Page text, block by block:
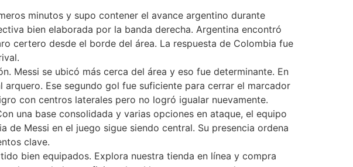
minutos y supo contener el avance argentino durante
bien elaborada por la banda derecha. Argentina encontró
certero desde el borde del área. La respuesta de Colombia fue
Messi se ubicó más cerca del área y eso fue determinante. En
Ese segundo gol fue suficiente para cerrar el marcador
con centros laterales pero no logró igualar nuevamente.
una base consolidada y varias opciones en ataque, el equipo
Messi en el juego sigue siendo central. Su presencia ordena
clave.
bien equipados. Explora nuestra tienda en línea y compra